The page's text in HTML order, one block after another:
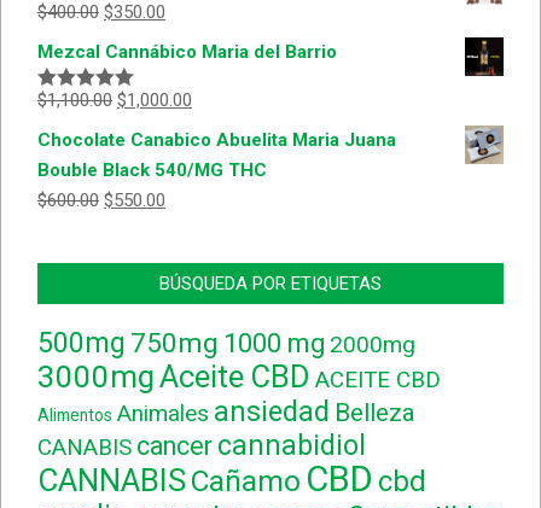
$400.00 $350.00
Mezcal Cannábico Maria del Barrio
Valorado
5
$1,100.00 $1,000.00
Chocolate Canabico Abuelita Maria Juana
Bouble Black 540/MG THC
$600.00 $550.00
BÚSQUEDA POR ETIQUETAS
500mg 750mg 1000 mg 2000mg
3000mgAceite CBD ACEITE CBD
Alimentos Animales ansiedad Belleza
CANABIS cancer cannabidiol
CANNABISCañamo CBD cbd